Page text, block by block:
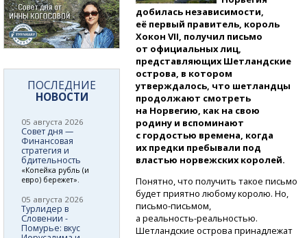
добилась независимости,
её первый правитель, король
Хокон VII, получил письмо
от официальных лиц,
представляющих Шетландские
острова, в котором
утверждалось, что шетландцы
продолжают смотреть
на Норвегию, как на свою
родину и вспоминают
с гордостью времена, когда
их предки пребывали под
властью норвежских королей.
Понятно, что получить такое письмо
будет приятно любому королю. Но,
письмо-письмом,
а реальность-реальностью.
Шетландские острова принадлежат
ПОСЛЕДНИЕ
НОВОСТИ
05 августа 2026
Совет дня —
Финансовая
стратегия и
бдительность
«Копейка рубль (и
евро) бережет».
05 августа 2026
Турлидер в
Словении -
Помурье: вкус